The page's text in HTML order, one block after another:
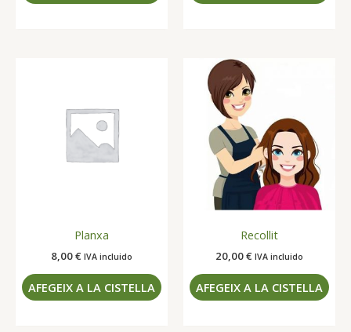
Planxa
8,00€ IVA incluido
AFEGEIX A LA CISTELLA
Recollit
20,00€ IVA incluido
AFEGEIX A LA CISTELLA